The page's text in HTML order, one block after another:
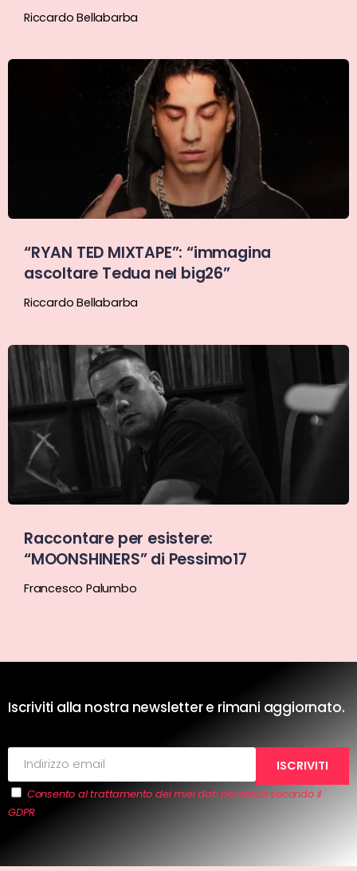
Riccardo Bellabarba
“RYAN TED MIXTAPE”: “immagina
ascoltare Tedua nel big26”
Riccardo Bellabarba
Raccontare per esistere:
“MOONSHINERS” di Pessimo17
Francesco Palumbo
Iscriviti alla nostra newsletter e rimani aggiornato.
Consento al trattamento dei miei dati personali secondo il
GDPR